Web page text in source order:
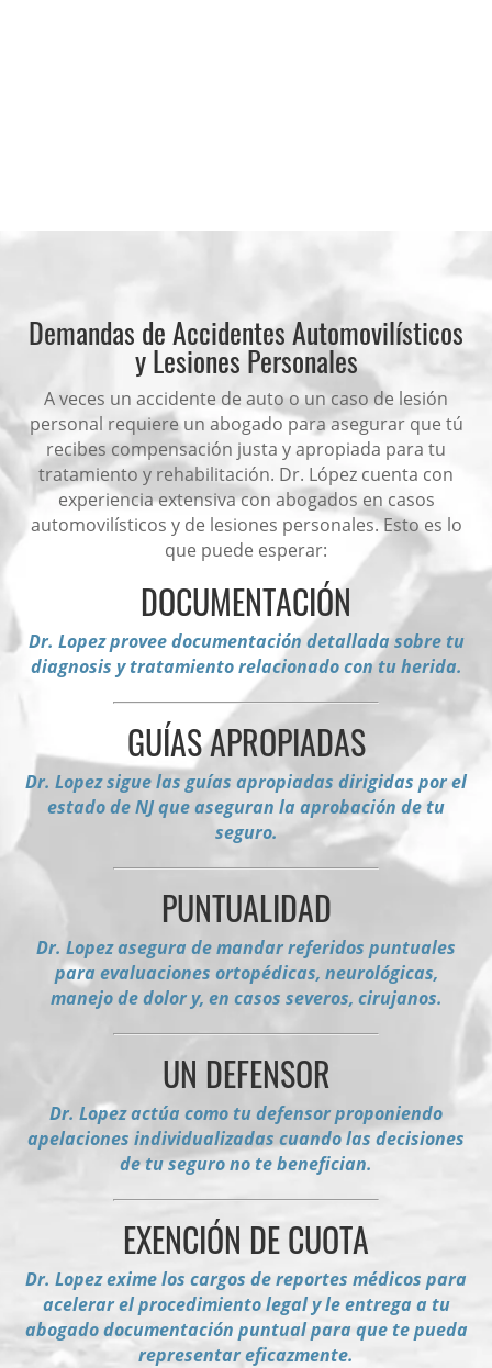
Demandas de Accidentes Automovilísticos
y Lesiones Personales
A veces un accidente de auto o un caso de lesión
personal requiere un abogado para asegurar que tú
recibes compensación justa y apropiada para tu
tratamiento y rehabilitación. Dr. López cuenta con
experiencia extensiva con abogados en casos
automovilísticos y de lesiones personales. Esto es lo
que puede esperar:
DOCUMENTACIÓN
Dr. Lopez provee documentación detallada sobre tu
diagnosis y tratamiento relacionado con tu herida.
GUÍAS APROPIADAS
Dr. Lopez sigue las guías apropiadas dirigidas por el
estado de NJ que aseguran la aprobación de tu
seguro.
PUNTUALIDAD
Dr. Lopez asegura de mandar referidos puntuales
para evaluaciones ortopédicas, neurológicas,
manejo de dolor y, en casos severos, cirujanos.
UN DEFENSOR
Dr. Lopez actúa como tu defensor proponiendo
apelaciones individualizadas cuando las decisiones
de tu seguro no te benefician.
EXENCIÓN DE CUOTA
Dr. Lopez exime los cargos de reportes médicos para
acelerar el procedimiento legal y le entrega a tu
abogado documentación puntual para que te pueda
representar eficazmente.